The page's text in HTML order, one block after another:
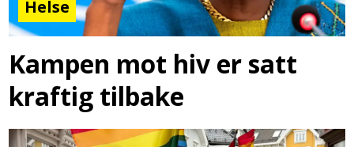
Helse
Kampen mot hiv er satt
kraftig tilbake